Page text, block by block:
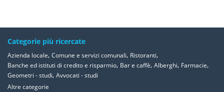
Categorie più ricercate
Azienda locale, Comune e servizi comunali, Ristoranti,
Banche ed istituti di credito e risparmio, Bar e caffè, Alberghi, Farmacie,
Geometri - studi, Avvocati - studi
Altre categorie